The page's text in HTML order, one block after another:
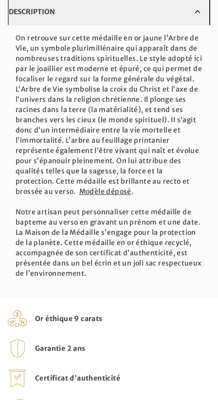
DESCRIPTION
On retrouve sur cette médaille en or jaune l’Arbre de
Vie, un symbole plurimillénaire qui apparaît dans de
nombreuses traditions spirituelles. Le style adopté ici
par le joaillier est moderne et épuré, ce qui permet de
focaliser le regard sur la forme générale du végétal.
L’Arbre de Vie symbolise la croix du Christ et l’axe de
l’univers dans la religion chrétienne. Il plonge ses
racines dans la terre (la matérialité), et tend ses
branches vers les cieux (le monde spirituel). Il s’agit
donc d’un intermédiaire entre la vie mortelle et
l’immortalité. L’arbre au feuillage printanier
représente également l’être vivant qui naît et évolue
pour s’épanouir pleinement. On lui attribue des
qualités telles que la sagesse, la force et la
protection. Cette médaille est brillante au recto et
brossée au verso. Modèle déposé.
Notre artisan peut personnaliser cette médaille de
bapteme au verso en gravant un prénom et une date.
La Maison de la Médaille s’engage pour la protection
de la planète. Cette médaille en or éthique recyclé,
accompagnée de son certificat d’authenticité, est
présentée dans un bel écrin et un joli sac respectueux
de l’environnement.
Or éthique 9 carats
Garantie 2 ans
Certificat d'authenticité